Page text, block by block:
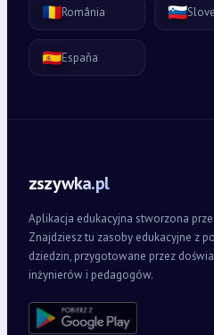
🇷🇴România 🇸🇮
🇪🇸España
zszywka.pl
Aplikacja edukacyjna stworzona
Znajdziesz tu zasoby edukacyjne z
dziedzin, przygotowane przez
inżynierów i pedagogów.